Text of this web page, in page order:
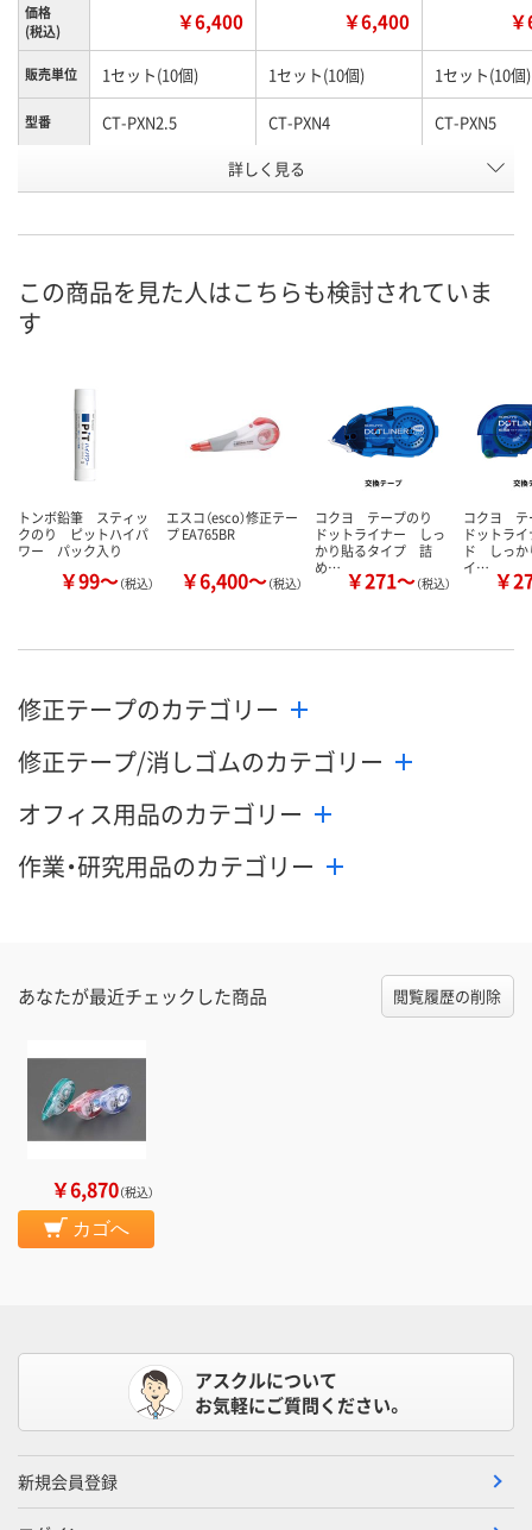
価格
(税込)
￥6,400 ￥6,400
販売単位 1セット(10個) 1セット(10個) 1セット(10個)
型番 CT-PXN2.5 CT-PXN4 CT-PXN5
WA64199 WA64201
詳しく見る
この商品を見た人はこちらも検討されていま
す
トンボ鉛筆 スティッ
クのり ピットハイパ
ワー パック入り
￥99～（税込）
エスコ（esco）修正テー
プ EA765BR
￥6,400～（税込）
コクヨ テープのり
ドットライナー しっ
かり貼るタイプ 詰
め… ￥271～（税込）
コクヨ
ドットラ
ド しっか
イ… ￥
修正テープのカテゴリー
修正テープ/消しゴムのカテゴリー
オフィス用品のカテゴリー
作業・研究用品のカテゴリー
あなたが最近チェックした商品 閲覧履歴の削除
￥6,870（税込）
カゴへ
アスクルについて
お気軽にご質問ください。
新規会員登録